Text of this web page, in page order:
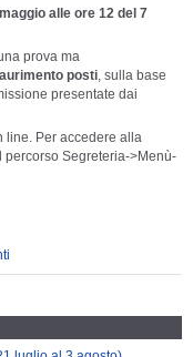
alle ore 12 del 7
prova ma
posti , sulla base
presentate dai
line. Per accedere alla
Segreteria->Menù-